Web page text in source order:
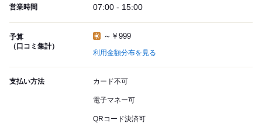
営業時間 07:00 - 15:00
予算
（口コミ集計）
～￥999
利用金額分布を見る
支払い方法 カード不可
電子マネー可
QRコード決済可